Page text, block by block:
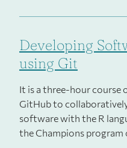
Developing
using Git
It is a three-hour course
GitHub to
software with the R
the Champions program